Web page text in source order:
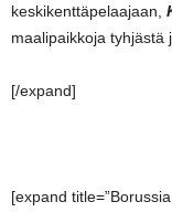
keskikenttäpelaajaan,
maalipaikkoja tyhjästä
[/expand]
[expand